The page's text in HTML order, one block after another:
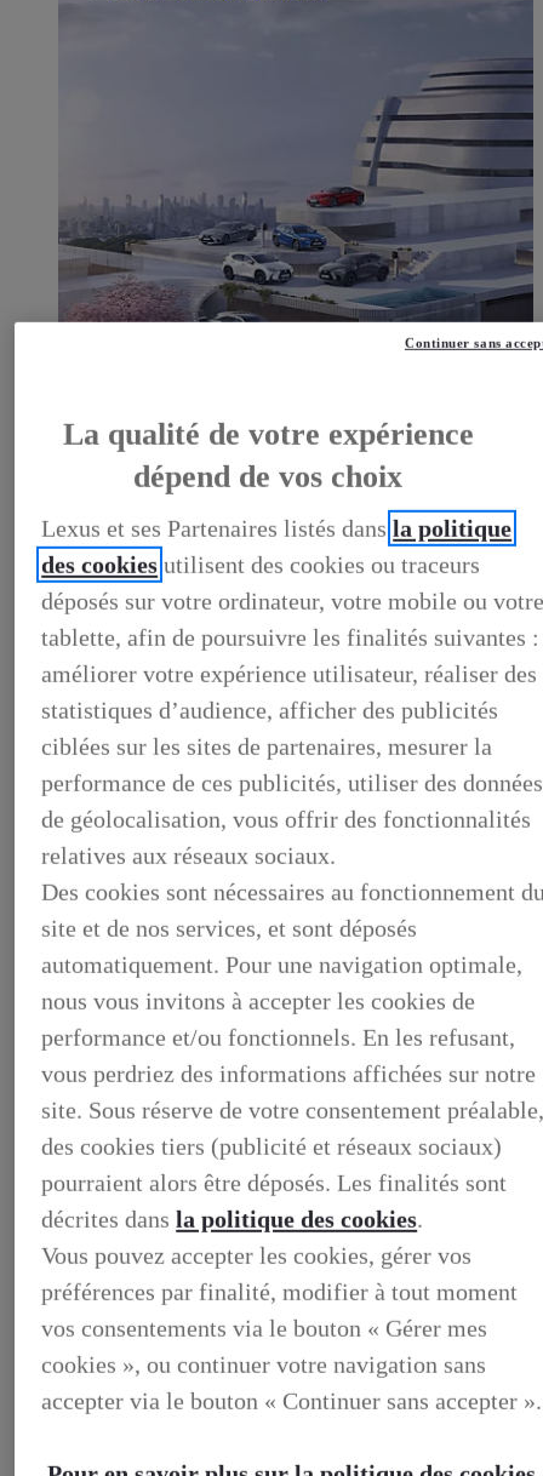
LEXUS PRÉFÉRENCE
DECOUVREZ LES VOITURES D'OCCASION
LABELLISEES LEXUS PREFERENCE
LEXUS PRÉFÉRENCE, DECOUVREZ LES VOITURES
D'OCCASION LABELLISEES LEXUS PREFERENCE
BUSINESS
LES AVANTAGES LEXUS BUSINESS
ELECTRIFIED TESTDRIVE
ELECTRIFIED PROGRAM
NOS OFFRES DU MOMENT
NOS SOLUTIONS DE FINANCEMENT
L'HYBRIDE POUR LES PROFESSIONNELS
CONTACTEZ-NOUS
BUSINESS
DECOUVREZ NOS SOLUTIONS DEDIEES AUX
PROFESSIONNELS
BUSINESS, DECOUVREZ NOS SOLUTIONS DEDIEES
VOTRE LEXUS
ENTRETIEN & REPARATION
Entretien du vehicule
La qualité de votre expérience
dépend de vos choix
Lexus et ses Partenaires listés dansla politique
des cookies utilisent des cookies ou traceurs
déposés sur votre ordinateur, votre mobile ou
tablette, afin de poursuivre les finalités suivantes :
améliorer votre expérience utilisateur, réaliser des
statistiques d’audience, afficher des publicités
ciblées sur les sites de partenaires, mesurer la
performance de ces publicités, utiliser des données
de géolocalisation, vous offrir des fonctionnalités
relatives aux réseaux sociaux.
Des cookies sont nécessaires au fonctionnement
site et de nos services, et sont déposés
automatiquement. Pour une navigation optimale,
nous vous invitons à accepter les cookies de
performance et/ou fonctionnels. En les refusant,
vous perdriez des informations affichées sur notre
site. Sous réserve de votre consentement
des cookies tiers (publicité et réseaux sociaux)
pourraient alors être déposés. Les finalités sont
décrites dansla politique des cookies.
Vous pouvez accepter les cookies, gérer vos
préférences par finalité, modifier à tout moment
vos consentements via le bouton « Gérer mes
cookies », ou continuer votre navigation sans
accepter via le bouton « Continuer sans accepter ».
Continuer sans